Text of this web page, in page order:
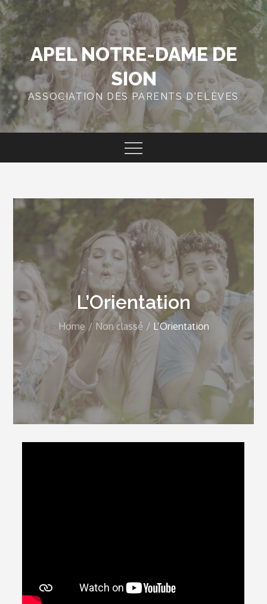
Skip
to
content
APEL NOTRE-DAME DE
SION
ASSOCIATION DES PARENTS D'ELÈVES
L’Orientation
Home Non classé L’Orientation